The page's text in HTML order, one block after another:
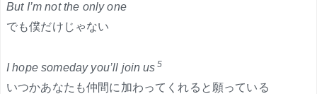
But I’m not the only one
でも僕だけじゃない
I hope someday you’ll join us 5
いつかあなたも仲間に加わってくれると願っている